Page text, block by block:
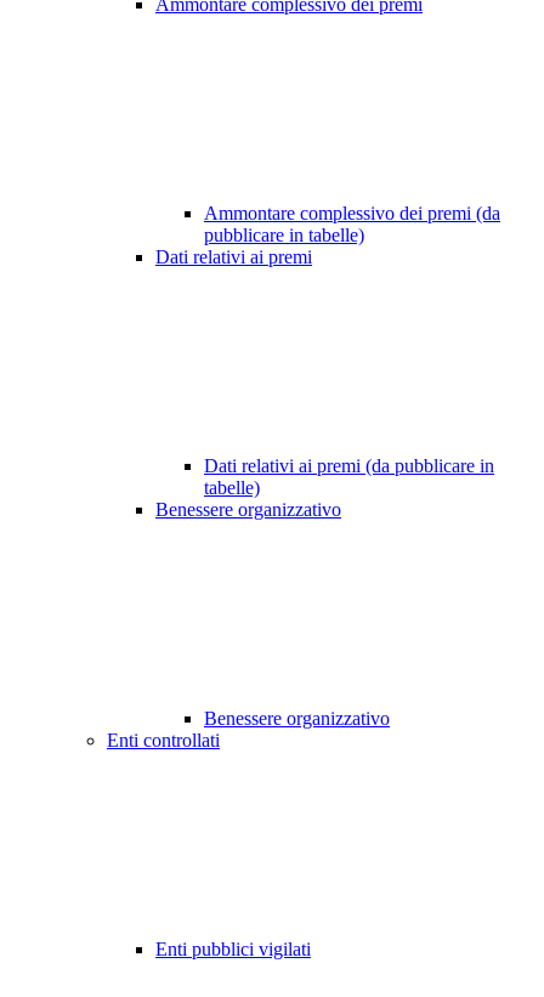
Ammontare complessivo dei premi
Ammontare complessivo dei premi (da
pubblicare in tabelle)
Dati relativi ai premi
Dati relativi ai premi (da pubblicare in
tabelle)
Benessere organizzativo
Benessere organizzativo
Enti controllati
Enti pubblici vigilati